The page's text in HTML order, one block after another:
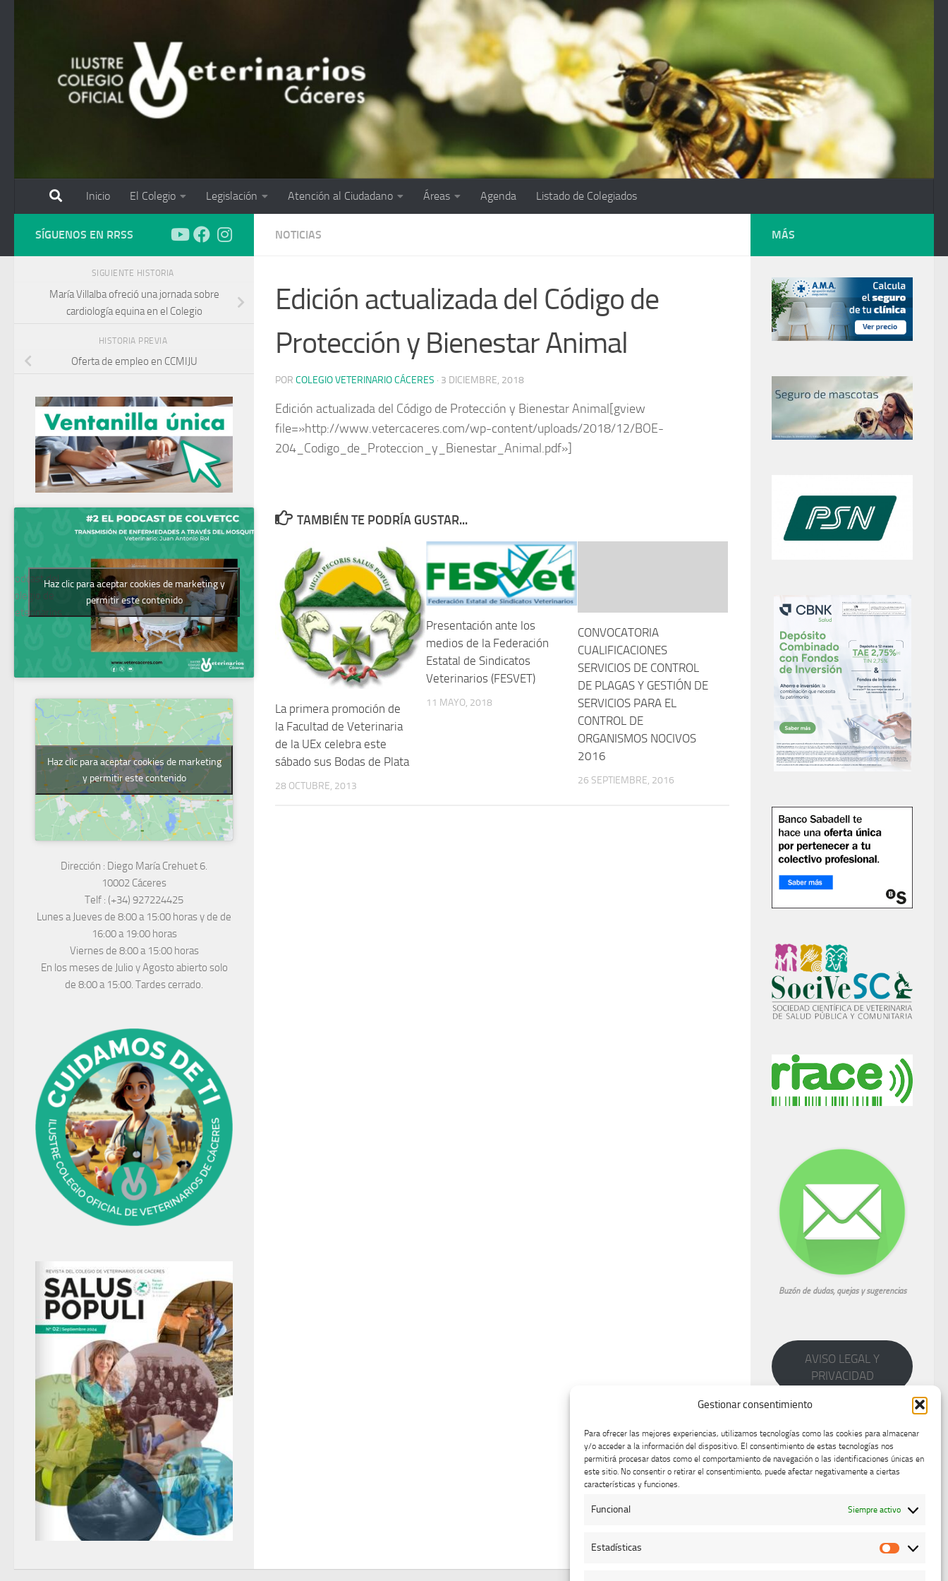
Gestionar consentimiento
Para ofrecer las mejores experiencias, utilizamos tecnologías como las cookies para almacenar
y/o acceder a la información del dispositivo. El consentimiento de estas tecnologías nos
permitirá procesar datos como el comportamiento de navegación o las identificaciones únicas en
este sitio. No consentir o retirar el consentimiento, puede afectar negativamente a ciertas
características y funciones.
Funcional Siempre activo
Estadísticas
Inicio El Colegio Legislación Atención al Ciudadano Áreas Agenda Listado de Colegiados
NOTICIAS
Edición actualizada del Código de
Protección y Bienestar Animal
POR COLEGIO VETERINARIO CÁCERES · 3 DICIEMBRE, 2018
Edición actualizada del Código de Protección y Bienestar Animal[gview
file=»http://www.vetercaceres.com/wp-content/uploads/2018/12/BOE-
204_Codigo_de_Proteccion_y_Bienestar_Animal.pdf»]
TAMBIÉN TE PODRÍA GUSTAR...
La primera promoción de
la Facultad de Veterinaria
de la UEx celebra este
sábado sus Bodas de Plata
28 OCTUBRE, 2013
Presentación ante los
medios de la Federación
Estatal de Sindicatos
Veterinarios (FESVET)
11 MAYO, 2018
CONVOCATORIA
CUALIFICACIONES
SERVICIOS DE CONTROL
DE PLAGAS Y GESTIÓN DE
SERVICIOS PARA EL
CONTROL DE
ORGANISMOS NOCIVOS
2016
26 SEPTIEMBRE, 2016
SÍGUENOS EN RRSS
SIGUIENTE HISTORIA
María Villalba ofreció una jornada sobre
cardiología equina en el Colegio
HISTORIA PREVIA
Oferta de empleo en CCMIJU
Podcast del
Colegio de
Veterinarios
Haz clic para aceptar cookies de marketing y
permitir este contenido
Haz clic para aceptar cookies de marketing
y permitir este contenido
Dirección : Diego María Crehuet 6.
10002 Cáceres
Telf : (+34) 927224425
Lunes a Jueves de 8:00 a 15:00 horas y de de
16:00 a 19:00 horas
Viernes de 8:00 a 15:00 horas
En los meses de Julio y Agosto abierto solo
de 8:00 a 15:00. Tardes cerrado.
MÁS
Buzón de dudas, quejas y sugerencias
AVISO LEGAL Y
PRIVACIDAD